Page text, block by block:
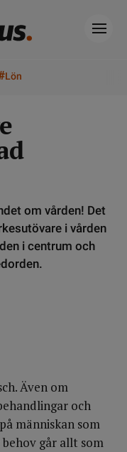
Lön
om vården! Det
i vården
i centrum och
Även om
och
människan som
går allt som